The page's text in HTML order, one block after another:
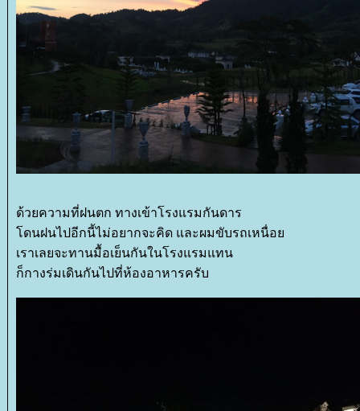
ด้วยความที่ฝนตก ทางเข้าโรงแรมกันดาร
ดนฝนไปอีกนี้ไม่อยากจะคิด และผมขับรถเหนื่อ
เราเลยจะทานมื้อเย็นกันในโรงแรมแทน
ก็กางร่มเดินกันไปที่ห้องอาหารครับ